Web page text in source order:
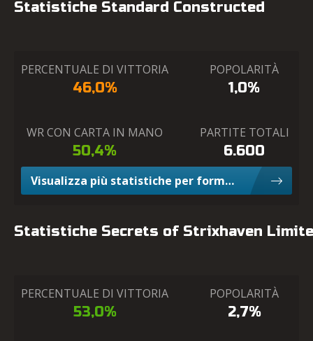
Statistiche Standard Constructed
PERCENTUALE DI VITTORIA
46,0%
POPOLARITÀ
1,0%
WR CON CARTA IN MANO
50,4%
PARTITE TOTALI
6.600
Visualizza più statistiche per formato Constructed
Statistiche Secrets of Strixhaven
PERCENTUALE DI VITTORIA
53,0%
POPOLARITÀ
2,7%